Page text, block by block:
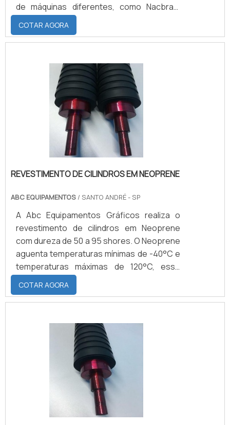
de máquinas diferentes, como Nacbras,
Solna, Adast, Dafferner, e Heidelberg, uma
das mais conhecidas no mercado.SAIBA
MAIS SOBRE ELASTÔMERO NITRILICA O
maior parte das vezes é feito com nitrílica,
podendo variar de acordo com a aplicação
do material. As características do
elastômero Nitrilica são: Du.
COTAR AGORA
REVESTIMENTO DE CILINDROS EM NEOPRENE
ABC EQUIPAMENTOS / SANTO ANDRÉ - SP
A Abc Equipamentos Gráficos realiza o
revestimento de cilindros em Neoprene
com dureza de 50 a 95 shores. O Neoprene
aguenta temperaturas mínimas de -40°C e
temperaturas máximas de 120°C, esse
elastômero também possui como
característica uma excelente aderência a
metais, uma boa resistência ao
perante compressão, permeabilidade aos
gases e resiliência. Também possui muito
boa resistência dielétrica.BENEFÍCIOS DO
INVESTIMENTOEssa borracha também tem
COTAR AGORA